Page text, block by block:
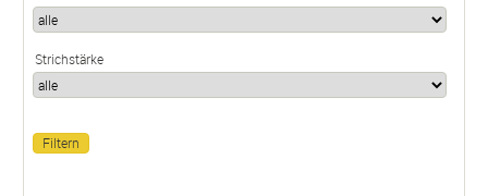
Strichstärke